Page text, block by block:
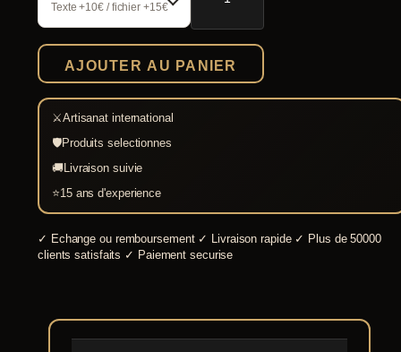
Texte +10€ / fichier +15€
hoplite
AJOUTER AU PANIER
⚔Artisanat international
🛡Produits selectionnes
🚚Livraison suivie
⭐15 ans d'experience
✓ Echange ou remboursement ✓ Livraison rapide ✓ Plus de 50000
clients satisfaits ✓ Paiement securise